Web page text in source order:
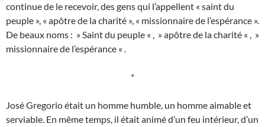
continue de le recevoir, des gens qui l’appellent « saint du
peuple », « apôtre de la charité », « missionnaire de l’espérance ».
De beaux noms : » Saint du peuple « , » apôtre de la charité « , »
missionnaire de l’espérance « .
*
José Gregorio était un homme humble, un homme aimable et
serviable. En même temps, il était animé d’un feu intérieur, d’un